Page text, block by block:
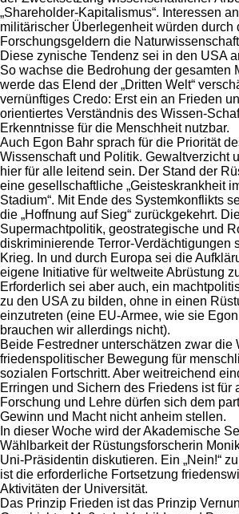
„Shareholder-Kapitalismus“. Interessen
militärischer Überlegenheit würden durch
Forschungsgeldern die
Diese zynische Tendenz sei in den USA
So wachse die Bedrohung der gesamten
werde das Elend der „Dritten Welt“
vernünftiges Credo: Erst ein an Frieden
orientiertes Verständnis des Wissen-
Erkenntnisse für die Menschheit nutzbar.
Auch Egon Bahr sprach für die Priorität
Wissenschaft und Politik. Gewaltverzicht
hier für alle leitend sein. Der Stand der
eine gesellschaftliche „Geisteskrankheit
Stadium“. Mit Ende des Systemkonflikts
die „Hoffnung auf Sieg“ zurückgekehrt.
Supermachtpolitik, geostrategische und
diskriminierende Terror-Verdächtigungen
Krieg. In und durch Europa sei die
eigene Initiative für weltweite Abrüstung
Erforderlich sei aber auch, ein
zu den USA zu bilden, ohne in einen
einzutreten (eine EU-Armee, wie sie
brauchen wir allerdings nicht).
Beide Festredner unterschätzen zwar die
friedenspolitischer Bewegung für
sozialen Fortschritt. Aber weitreichend
Erringen und Sichern des Friedens ist für
Forschung und Lehre dürfen sich dem
Gewinn und Macht nicht anheim stellen.
In dieser Woche wird der Akademische
Wählbarkeit der Rüstungsforscherin
Uni-Präsidentin diskutieren. Ein „Nein!“
ist die erforderliche Fortsetzung
Aktivitäten der Universität.
Das Prinzip Frieden ist das Prinzip